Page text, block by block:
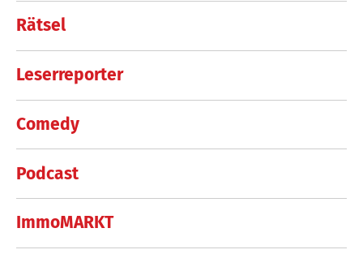
Rätsel
Leserreporter
Comedy
Podcast
ImmoMARKT